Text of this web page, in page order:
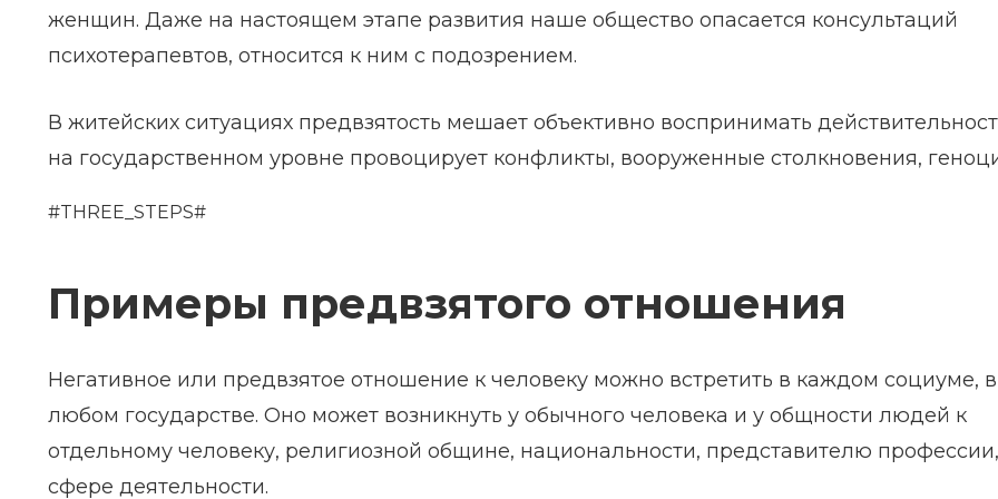
женщин. Даже на настоящем этапе развития наше общество опасается консультаций
психотерапевтов, относится к ним с подозрением.
В житейских ситуациях предвзятость мешает объективно воспринимать
на государственном уровне провоцирует конфликты, вооруженные столкновения,
#THREE_STEPS#
Примеры предвзятого отношения
Негативное или предвзятое отношение к человеку можно встретить в каждом социуме, в
любом государстве. Оно может возникнуть у обычного человека и у общности людей к
отдельному человеку, религиозной общине, национальности, представителю профессии,
сфере деятельности.